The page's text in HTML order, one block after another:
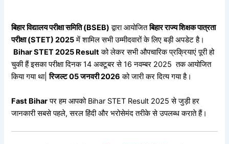
बिहार विद्यालय परीक्षा समिति (BSEB) द्वारा आयोजितबिहार राज्य शिक्षक पात्रता
परीक्षा (STET) 2025में शामिल सभी उम्मीदवारों के लिए बड़ी अपडेट है।
Bihar STET 2025 Resultको लेकर सभी औपचारिक प्रक्रियाएं पूरी हो
चुकी हैं इसका परीक्षा दिनक 14 अक्टूबर से 16 नवम्बर 2025 तक आयोजित
किया गया था|रिजल्ट 05 जनवरी 2026 को जारी कर दित्य गया है।
Fast Biharपर हम आपको Bihar STET Result 2025 से जुड़ी हर
जानकारी सबसे पहले, सरल हिंदी और भरोसेमंद तरीके से उपलब्ध कराते हैं।